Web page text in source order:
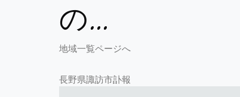
の…
地域一覧ページへ
長野県諏訪市訃報